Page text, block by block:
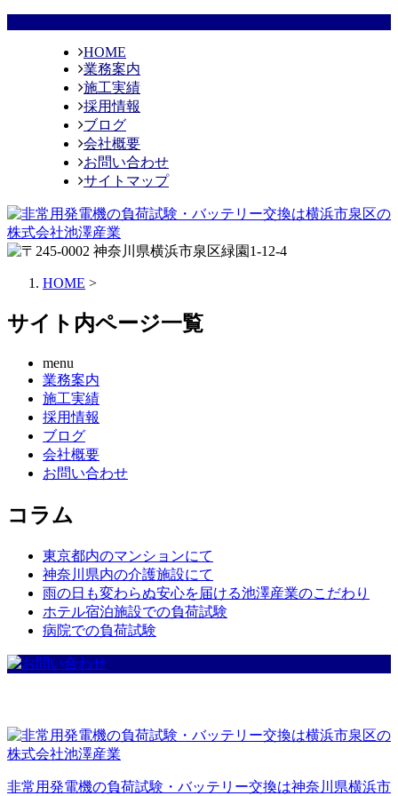
HOME
業務案内
施工実績
採用情報
ブログ
会社概要
お問い合わせ
サイトマップ
HOME >
サイト内ページ一覧
menu
業務案内
施工実績
採用情報
ブログ
会社概要
お問い合わせ
コラム
東京都内のマンションにて
神奈川県内の介護施設にて
雨の日も変わらぬ安心を届ける池澤産業のこだわり
ホテル宿泊施設での負荷試験
病院での負荷試験
非常用発電機の負荷試験・バッテリー交換は神奈川県横浜市